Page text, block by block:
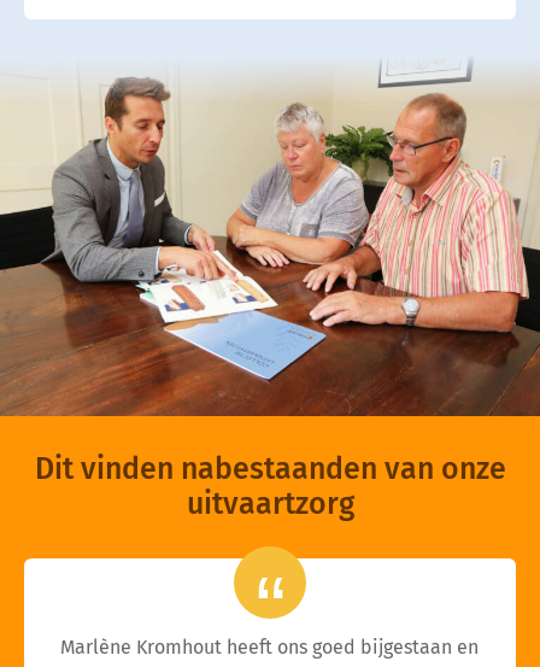
Dit vinden nabestaanden van onze
uitvaartzorg
Marlène Kromhout heeft ons goed bijgestaan en